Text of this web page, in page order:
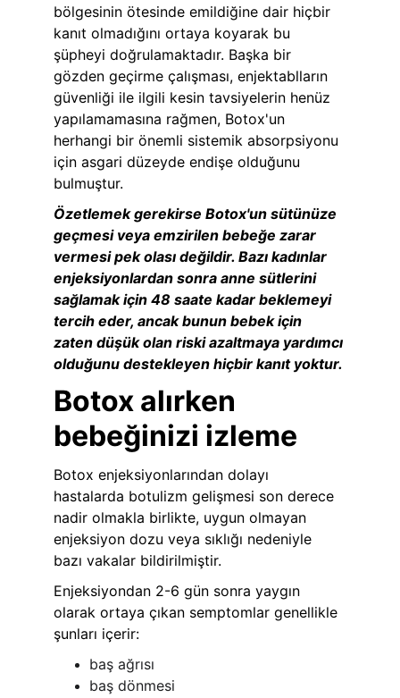
bölgesinin ötesinde emildiğine dair hiçbir
kanıt olmadığını ortaya koyarak bu
şüpheyi doğrulamaktadır. Başka bir
gözden geçirme çalışması, enjektablların
güvenliği ile ilgili kesin tavsiyelerin henüz
yapılamamasına rağmen, Botox'un
herhangi bir önemli sistemik absorpsiyonu
için asgari düzeyde endişe olduğunu
bulmuştur.
Özetlemek gerekirse Botox'un sütünüze
geçmesi veya emzirilen bebeğe zarar
vermesi pek olası değildir. Bazı kadınlar
enjeksiyonlardan sonra anne sütlerini
sağlamak için 48 saate kadar beklemeyi
tercih eder, ancak bunun bebek için
zaten düşük olan riski azaltmaya yardımcı
olduğunu destekleyen hiçbir kanıt yoktur.
Botox alırken
bebeğinizi izleme
Botox enjeksiyonlarından dolayı
hastalarda botulizm gelişmesi son derece
nadir olmakla birlikte, uygun olmayan
enjeksiyon dozu veya sıklığı nedeniyle
bazı vakalar bildirilmiştir.
Enjeksiyondan 2-6 gün sonra yaygın
olarak ortaya çıkan semptomlar genellikle
şunları içerir:
baş ağrısı
baş dönmesi